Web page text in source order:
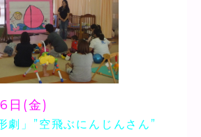
日(金)
劇」”空飛ぶにんじんさん”